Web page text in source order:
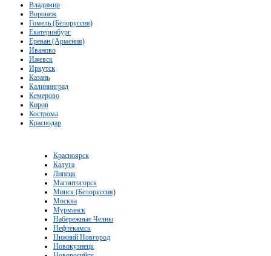
Владимир
Воронеж
Гомель (Белоруссия)
Екатеринбург
Ереван (Армения)
Иваново
Ижевск
Иркутск
Казань
Калининград
Кемерово
Киров
Кострома
Краснодар
Красноярск
Калуга
Липецк
Магнитогорск
Минск (Белоруссия)
Москва
Мурманск
Набережные Челны
Нефтекамск
Нижний Новгород
Новокузнецк